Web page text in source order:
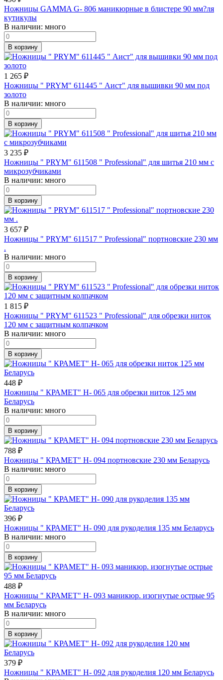
Ножницы GAMMA G- 806 маникюрные в блистере 90 мм?ля
кутикулы
В наличии: много
В корзину
1 265 ₽
Ножницы " PRYM" 611445 " Аист" для вышивки 90 мм под
золото
В наличии: много
В корзину
3 235 ₽
Ножницы " PRYM" 611508 " Professional" для шитья 210 мм с
микрозубчиками
В наличии: много
В корзину
3 657 ₽
Ножницы " PRYM" 611517 " Professional" портновские 230 мм
.
В наличии: много
В корзину
1 815 ₽
Ножницы " PRYM" 611523 " Professional" для обрезки ниток
120 мм с защитным колпачком
В наличии: много
В корзину
448 ₽
Ножницы " КРАМЕТ" Н- 065 для обрезки ниток 125 мм
Беларусь
В наличии: много
В корзину
788 ₽
Ножницы " КРАМЕТ" Н- 094 портновские 230 мм Беларусь
В наличии: много
В корзину
396 ₽
Ножницы " КРАМЕТ" Н- 090 для рукоделия 135 мм Беларусь
В наличии: много
В корзину
488 ₽
Ножницы " КРАМЕТ" Н- 093 маникюр. изогнутые острые 95
мм Беларусь
В наличии: много
В корзину
379 ₽
Ножницы " КРАМЕТ" Н- 092 для рукоделия 120 мм Беларусь